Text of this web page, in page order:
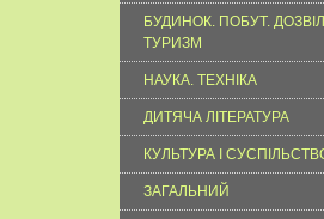
БУДИНОК. ПОБУТ.
ТУРИЗМ
НАУКА. ТЕХНІКА
ДИТЯЧА ЛІТЕРАТУРА
КУЛЬТУРА І
ЗАГАЛЬНИЙ